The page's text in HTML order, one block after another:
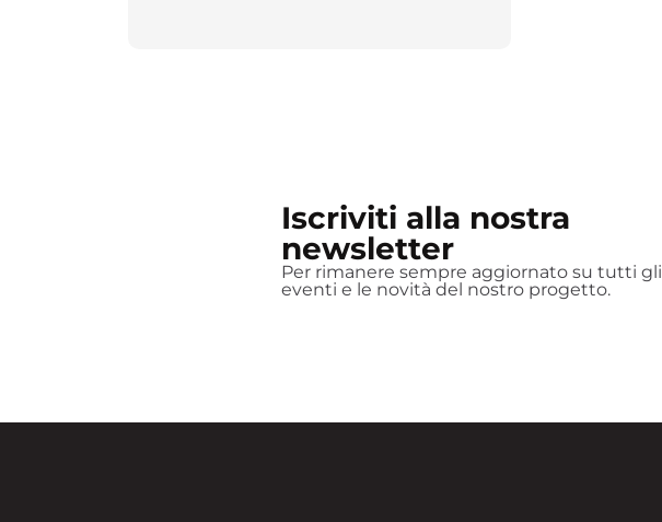
Iscriviti alla nostra
newsletter
Per rimanere sempre aggiornato su tutti gli
eventi e le novità del nostro progetto.